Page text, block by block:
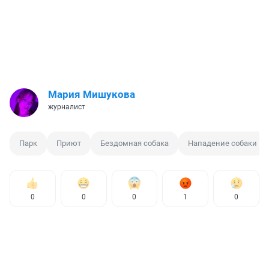
Мария Мишукова
журналист
Парк Приют Бездомная собака Нападение собаки
0 0 0 1 0